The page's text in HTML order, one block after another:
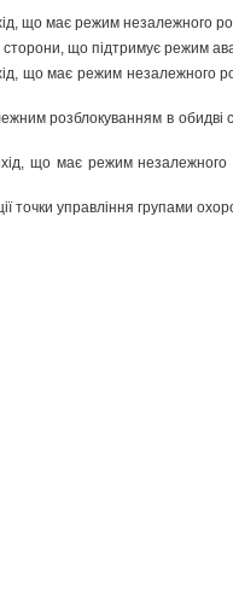
що має режим незалежного
сторони, що підтримує режим
що має режим незалежного
розблокуванням в
що має режим
точки управління групами